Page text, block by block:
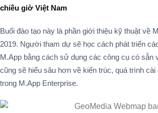
chiều giờ Việt Nam
Buổi đào tạo này là phần giới thiệu kỹ thuật về
2019. Người tham dự sẽ học cách phát triển
M.App bằng cách sử dụng các công cụ có sẵn
cũng sẽ hiểu sâu hơn về kiến ​​trúc, quá trình cài
trong M.App Enterprise.